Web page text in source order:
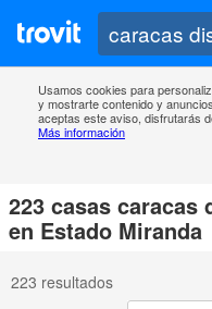
Usamos cookies para
y mostrarte contenido y
aceptas este aviso, disfrutarás
Más información
223 casas
en Estado Miranda
223 resultados